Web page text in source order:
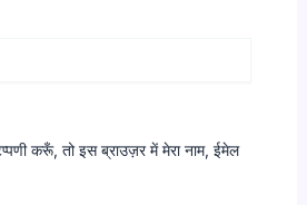
करूँ, तो इस ब्राउज़र में मेरा नाम, ईमेल